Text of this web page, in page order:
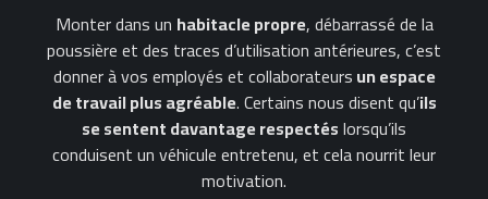
Monter dans un habitacle propre, débarrassé de la
poussière et des traces d’utilisation antérieures, c’est
donner à vos employés et collaborateursun espace
de travail plus agréable. Certains nous disent qu’ils
se sentent davantage respectéslorsqu’ils
conduisent un véhicule entretenu, et cela nourrit leur
motivation.